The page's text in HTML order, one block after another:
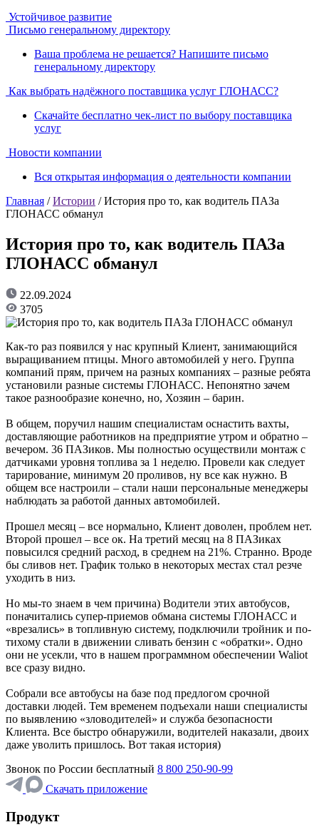
Устойчивое развитие
Письмо генеральному директору
Ваша проблема не решается? Напишите письмо
генеральному директору
Как выбрать надёжного поставщика услуг ГЛОНАСС?
Скачайте бесплатно чек-лист по выбору поставщика
услуг
Новости компании
Вся открытая информация о деятельности компании
Главная /Истории / История про то, как водитель ПАЗа
ГЛОНАСС обманул
История про то, как водитель ПАЗа
ГЛОНАСС обманул
22.09.2024
3705
Как-то раз появился у нас крупный Клиент, занимающийся
выращиванием птицы. Много автомобилей у него. Группа
компаний прям, причем на разных компаниях – разные ребята
установили разные системы ГЛОНАСС. Непонятно зачем
такое разнообразие конечно, но, Хозяин – барин.
В общем, поручил нашим специалистам оснастить вахты,
доставляющие работников на предприятие утром и обратно –
вечером. 36 ПАЗиков. Мы полностью осуществили монтаж с
датчиками уровня топлива за 1 неделю. Провели как следует
тарирование, минимум 20 проливов, ну все как нужно. В
общем все настроили – стали наши персональные менеджеры
наблюдать за работой данных автомобилей.
Прошел месяц – все нормально, Клиент доволен, проблем нет.
Второй прошел – все ок. На третий месяц на 8 ПАЗиках
повысился средний расход, в среднем на 21%. Странно. Вроде
бы сливов нет. График только в некоторых местах стал резче
уходить в низ.
Но мы-то знаем в чем причина) Водители этих автобусов,
поначитались супер-приемов обмана системы ГЛОНАСС и
«врезались» в топливную систему, подключили тройник и по-
тихому стали в движении сливать бензин с «обратки». Одно
они не усекли, что в нашем программном обеспечении Waliot
все сразу видно.
Собрали все автобусы на базе под предлогом срочной
доставки людей. Тем временем подъехали наши специалисты
по выявлению «зловодителей» и служба безопасности
Клиента. Все быстро обнаружили, водителей наказали, двоих
даже уволить пришлось. Вот такая история)
Звонок по России бесплатный 8 800 250-90-99
Скачать приложение
Продукт